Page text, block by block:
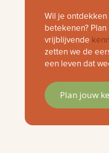
Wil je
betekenen?
vrijblijvende
zetten we de
een leven dat
Plan jouw